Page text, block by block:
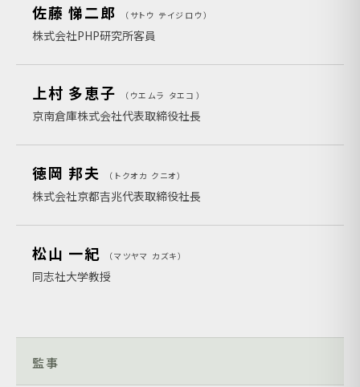
佐藤 悌二郎 サトウ テイジロウ
株式会社PHP研究所客員
上村 多恵子 ウエムラ タエコ
京南倉庫株式会社代表取締役社長
徳岡 邦夫 トクオカ クニオ
株式会社京都吉兆代表取締役社長
松山 一紀 マツヤマ カズキ
同志社大学教授
監事